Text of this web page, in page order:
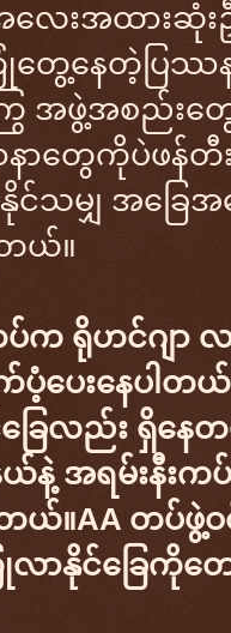
းအထားဆုံးဦ
နေတဲ့ပြဿနာ
ြွ အဖွဲ့အစည်းတွ
ဿနာတွေကိုပဲဖန်
င်သမျှ အခြေ
တယ်။
စ်တပ်က ရိုဟင်ဂ
ေးနေပါတယ်
ခြေလည်း ရှိနေ
ယ်နဲ့ အရမ်းနီး
တယ်။AA တပ်ဖွဲ့
ာနိုင်ခြေကိုတ